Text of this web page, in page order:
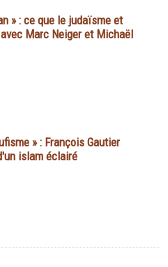
» : ce que le judaïsme et
Marc Neiger et Michaël
» : François Gautier
islam éclairé